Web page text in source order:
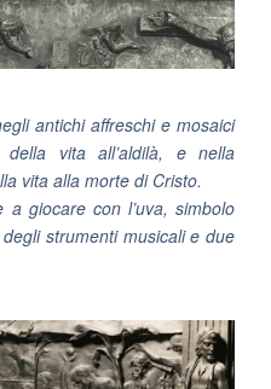
antichi affreschi e mosaici
vita all’aldilà, e nella
vita alla morte di Cristo.
giocare con l’uva, simbolo
strumenti musicali e due